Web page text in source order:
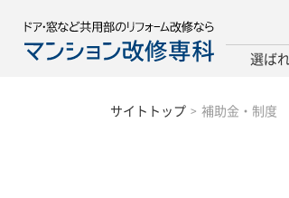
選ば
サイトトップ 補助金・制度